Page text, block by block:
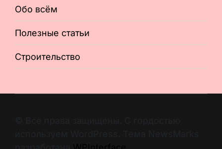
Обо всём
Полезные статьи
Строительство